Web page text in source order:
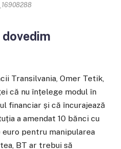
dovedim
Transilvania, Omer Tetik,
că nu înțelege modul în
financiar și că încurajează
a amendat 10 bănci cu
pentru manipularea
BT ar trebui să